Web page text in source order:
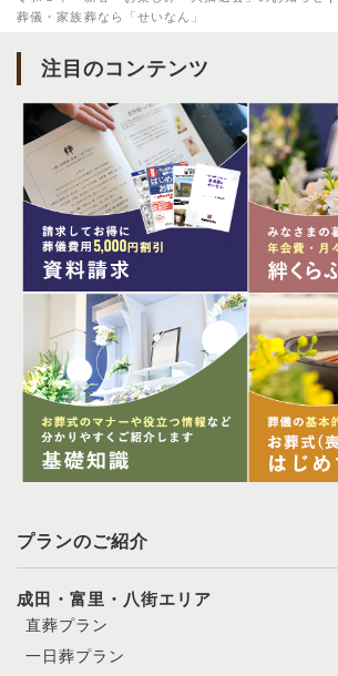
葬儀・家族葬なら「せいなん」
注目のコンテンツ
プランのご紹介
成田・富里・八街エリア
直葬プラン
一日葬プラン